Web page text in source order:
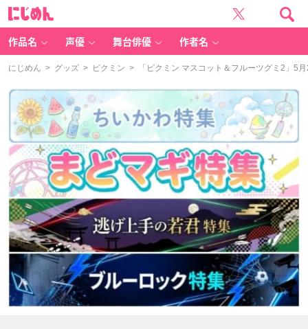
作品名 声優 舞台俳優 作者名
にじめん > グッズ > ピクミン > 「ピクミン マスコット＆フルーツグミ2」5